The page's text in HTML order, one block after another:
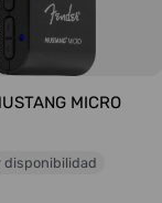
MICRO
disponibilidad